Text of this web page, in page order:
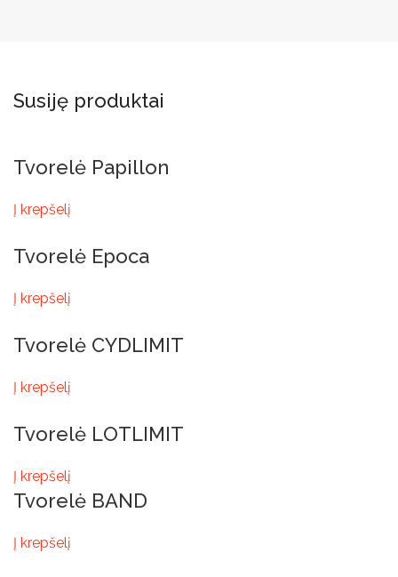
Susiję produktai
Tvorelė Papillon
Į krepšelį
Tvorelė Epoca
Į krepšelį
Tvorelė CYDLIMIT
Į krepšelį
Tvorelė LOTLIMIT
Į krepšelį
Tvorelė BAND
Į krepšelį